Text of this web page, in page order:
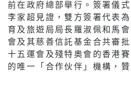
前在政府總部舉行。簽署儀
李家超見證，雙方簽署代表
育及旅遊局局長羅淑佩和馬
會及其慈善信託基金合共審
十五運會及殘特奧會的香港
的唯一「合作伙伴」機構，